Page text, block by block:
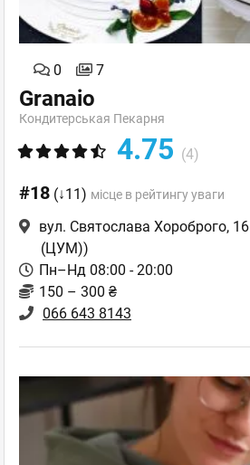
0 7
Granaio
Кондитерськая Пекарня
4.75 (4)
#18 (↓11) місце в рейтингу уваги
вул. Святослава Хороброго, 16
(ЦУМ))
Пн–Нд 08:00 - 20:00
150 – 300 ₴
066 643 8143